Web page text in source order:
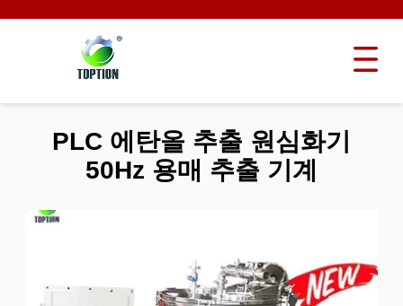
PLC 에탄올 추출 원심화기
50Hz 용매 추출 기계